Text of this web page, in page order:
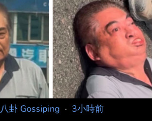
八卦 Gossiping · 3小時前